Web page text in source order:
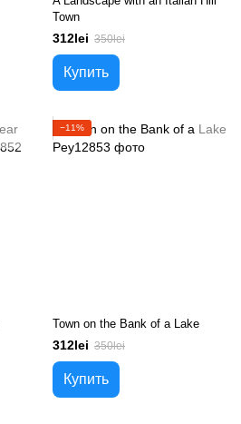
Town
312lei 350lei
Купить
−11%
Town on the Bank of a Lake
312lei 350lei
Купить